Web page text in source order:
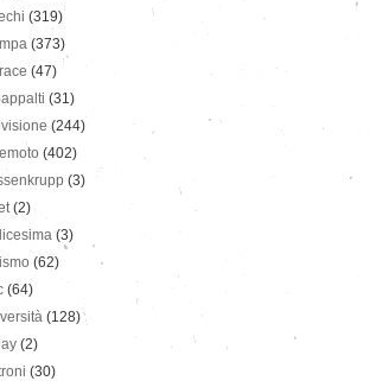
(319)
(373)
(47)
(31)
(244)
(402)
(3)
(2)
(3)
(62)
(64)
(128)
(2)
(30)